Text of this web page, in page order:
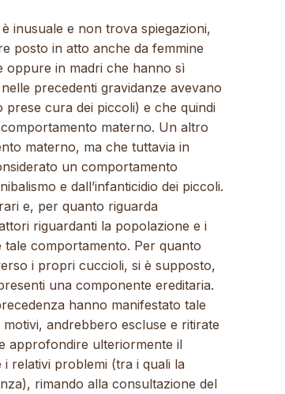
inusuale e non trova spiegazioni,
posto in atto anche da femmine
in madri che hanno sì
precedenti gravidanze avevano
cura dei piccoli) e che quindi
materno. Un altro
materno, ma che tuttavia in
un comportamento
e dall’infanticidio dei piccoli.
e, per quanto riguarda
riguardanti la popolazione e i
comportamento. Per quanto
i propri cuccioli, si è supposto,
una componente ereditaria.
hanno manifestato tale
andrebbero escluse e ritirate
approfondire ulteriormente il
relativi problemi (tra i quali la
rimando alla consultazione del